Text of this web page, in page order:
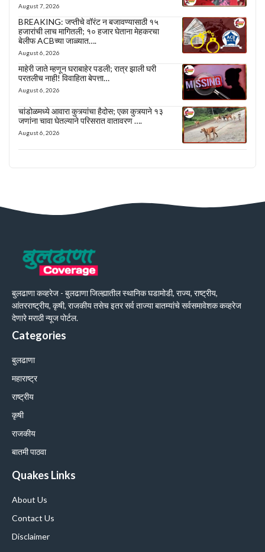
August 7, 2026
BREAKING: जप्तीचे वॉरंट न बजावण्यासाठी १५
हजारांची लाच मागितली; १० हजार घेताना मेहकरचा
बेलीफ ACBच्या जाळ्यात….
August 6, 2026
माहेरी जाते म्हणून घराबाहेर पडली; रात्र झाली घरी
परतलीच नाही! विवाहिता बेपत्ता…
August 6, 2026
चांडोळमध्ये आवारा कुत्र्यांचा हैदोस; एका कुत्र्याने १३
जणांना चावा घेतल्याने परिसरात वातावरण ….
August 6, 2026
बुलढाणा कव्हरेज - बुलढाणा जिल्ह्यातील स्थानिक घडामोडी, राज्य, राष्ट्रीय,
आंतरराष्ट्रीय, कृषी, राजकीय तसेच इतर सर्व ताज्या बातम्यांचे सर्वसमावेशक कव्हरेज
देणारे मराठी न्यूज पोर्टल.
Categories
बुलढाणा
महाराष्ट्र
राष्ट्रीय
कृषी
राजकीय
बातमी पाठवा
Quakes Links
About Us
Contact Us
Disclaimer